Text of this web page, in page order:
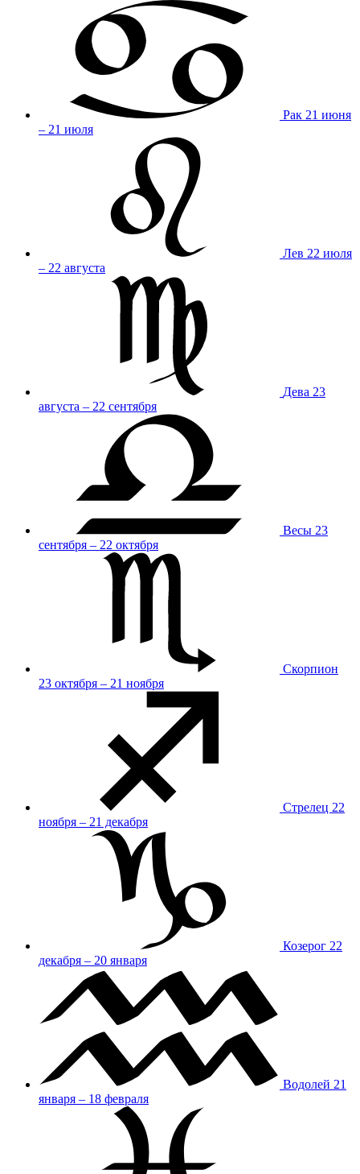
Рак 21 июня
– 21 июля
Лев 22 июля
– 22 августа
Дева 23
августа – 22 сентября
Весы 23
сентября – 22 октября
Скорпион
23 октября – 21 ноября
Стрелец 22
ноября – 21 декабря
Козерог 22
декабря – 20 января
Водолей 21
января – 18 февраля